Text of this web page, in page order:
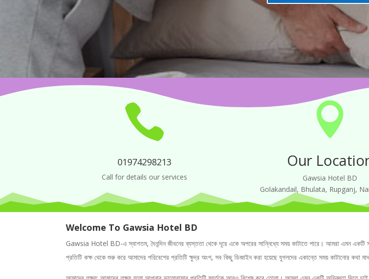

01974298213
Call for details our services

Our
Gawsia Hotel BD
Golakandail, Bhulata, Rupganj,
Welcome To Gawsia Hotel BD
Gawsia Hotel BD-এ স্বাগতম, দৈনন্দিন জীবনের ব্যস্ততা থেকে দূরে একে অপরের সান্নিধ্যে সময় কাটাতে পারে। আমরা এমন একটি
প্রতিটি কক্ষ থেকে শুরু করে আমাদের পরিবেশের প্রতিটি ক্ষুদ্র অংশ, সব কিছু ডিজাইন করা হয়েছে যুগলদের একান্তে সময় কাটানোর কথা